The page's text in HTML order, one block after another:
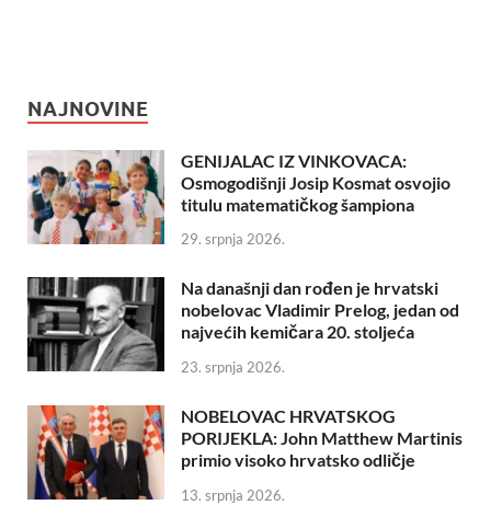
NAJNOVINE
GENIJALAC IZ VINKOVACA:
Osmogodišnji Josip Kosmat osvojio
titulu matematičkog šampiona
29. srpnja 2026.
Na današnji dan rođen je hrvatski
nobelovac Vladimir Prelog, jedan od
najvećih kemičara 20. stoljeća
23. srpnja 2026.
NOBELOVAC HRVATSKOG
PORIJEKLA: John Matthew Martinis
primio visoko hrvatsko odličje
13. srpnja 2026.